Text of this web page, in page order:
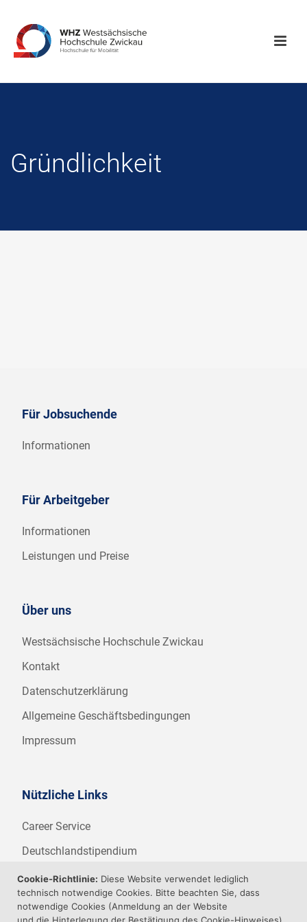
Gründlichkeit
Für Jobsuchende
Informationen
Für Arbeitgeber
Informationen
Leistungen und Preise
Über uns
Westsächsische Hochschule Zwickau
Kontakt
Datenschutzerklärung
Allgemeine Geschäftsbedingungen
Impressum
Nützliche Links
Career Service
Deutschlandstipendium
WHZ Firmenstipendium
Weitere Angebote der WHZ
Cookie-Richtlinie: Diese Website verwendet lediglich
technisch notwendige Cookies. Bitte beachten Sie, dass
notwendige Cookies (Anmeldung an der Website